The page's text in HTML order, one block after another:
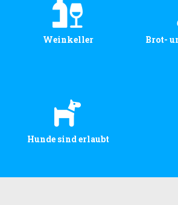
Weinkeller Brot-
Hunde sind erlaubt